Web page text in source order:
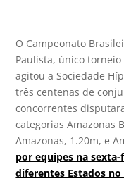
O Campeonato
Paulista, único
agitou a Sociedade
três centenas de
concorrentes
categorias Amazonas
Amazonas, 1.20m, e
por equipes na sexta-
diferentes Estados